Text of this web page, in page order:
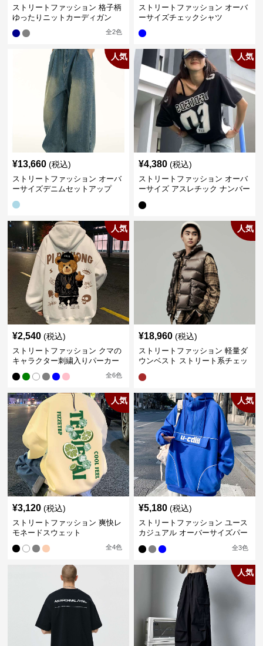
ストリートファッション 格子柄
ゆったりニットカーディガン
全2色
ストリートファッション オーバ
ーサイズチェックシャツ
人気
¥13,660 (税込)
ストリートファッション オーバ
ーサイズデニムセットアップ
人気
¥4,380 (税込)
ストリートファッション オーバ
ーサイズ アスレチック ナンバー
人気
¥2,540 (税込)
ストリートファッション クマの
キャラクター刺繍入りパーカー
全6色
人気
¥18,960 (税込)
ストリートファッション 軽量ダ
ウンベスト ストリート系チェッ
人気
¥3,120 (税込)
ストリートファッション 爽快レ
モネードスウェット
全4色
人気
¥5,180 (税込)
ストリートファッション ユース
カジュアル オーバーサイズパー
全3色
人気